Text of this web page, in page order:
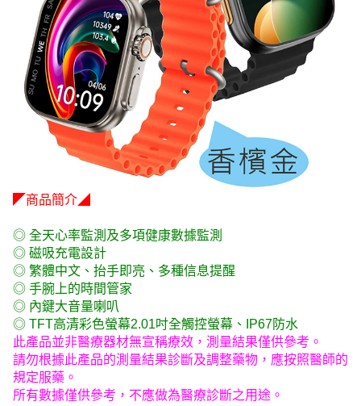
◤商品簡介◢
◎ 全天心率監測及多項健康數據監測
◎ 磁吸充電設計
◎ 繁體中文、抬手即亮、多種信息提醒
◎ 手腕上的時間管家
◎ 內鍵大音量喇叭
◎ TFT高清彩色螢幕2.01吋全觸控螢幕、IP67防水
此產品並非醫療器材無宣稱療效，測量結果僅供參考。
請勿根據此產品的測量結果診斷及調整藥物，應按照醫師的
規定服藥。
所有數據僅供參考，不應做為醫療診斷之用途。